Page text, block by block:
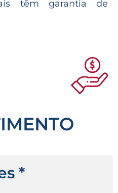
têm garantia de
*